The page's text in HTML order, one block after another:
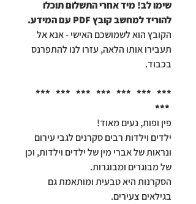
שימו לב! מיד אחרי התשלום תוכלו
להוריד למחשב קובץ PDF עם המידע.
הקובץ הוא לשמושכם האישי - אנא אל
תעבירו אותו הלאה, עזרו לנו להתפרנס
בכבוד.
*** *** *** *** *** *** ***
***
פין ופות, נעים מאוד!
ילדים וילדות רבים סקרנים לגבי עירום
ונראות של אברי מין של ילדים וילדות, וכן
של מבוגרים ומבוגרות.
הסקרנות היא טבעית ומותאמת גם
בגילאים צעירים.